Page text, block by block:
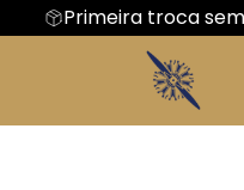
Primeira troca
Camiseta Algodão Peruano
FRASES